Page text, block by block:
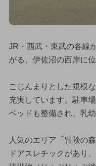
JR・西武・東武の各線
がる、伊佐沼の西岸に位
こじんまりとした規模
充実しています。駐車
ベッドも整備され、乳
人気のエリア「冒険の
ドアスレチックがあり